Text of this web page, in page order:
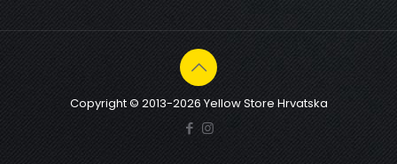
Copyright © 2013-2026 Yellow Store Hrvatska